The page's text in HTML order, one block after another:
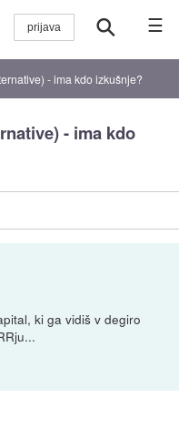
☰
- ima kdo izkušnje?
- ima kdo
ki ga vidiš v degiro